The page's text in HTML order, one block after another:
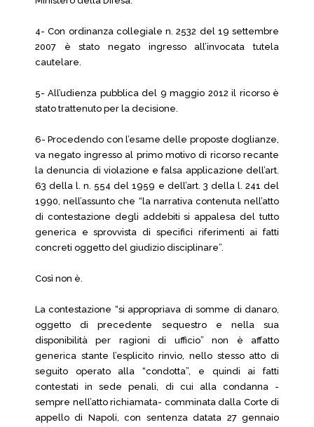
4- Con ordinanza collegiale n. 2532 del 19 settembre
2007 è stato negato ingresso all’invocata tutela
cautelare.
5- All’udienza pubblica del 9 maggio 2012 il ricorso è
stato trattenuto per la decisione.
6- Procedendo con l’esame delle proposte doglianze,
va negato ingresso al primo motivo di ricorso recante
la denuncia di violazione e falsa applicazione dell’art.
63 della l. n. 554 del 1959 e dell’art. 3 della l. 241 del
1990, nell’assunto che “la narrativa contenuta nell’atto
di contestazione degli addebiti si appalesa del tutto
generica e sprovvista di specifici riferimenti ai fatti
concreti oggetto del giudizio disciplinare”.
Così non è.
La contestazione “si appropriava di somme di danaro,
oggetto di precedente sequestro e nella sua
disponibilità per ragioni di ufficio” non è affatto
generica stante l’esplicito rinvio, nello stesso atto di
seguito operato alla “condotta”, e quindi ai fatti
contestati in sede penali, di cui alla condanna -
sempre nell’atto richiamata- comminata dalla Corte di
appello di Napoli, con sentenza datata 27 gennaio